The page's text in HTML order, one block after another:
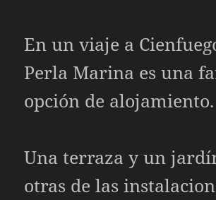
En un viaje a
Perla Marina es una
opción de alojamiento.
Una terraza y un
otras de las